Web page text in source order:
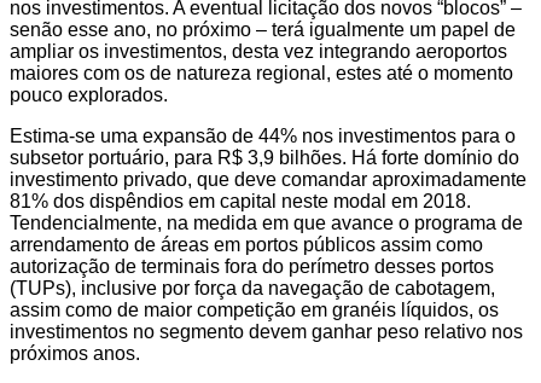
nos investimentos. A eventual licitação dos novos “blocos” –
senão esse ano, no próximo – terá igualmente um papel de
ampliar os investimentos, desta vez integrando aeroportos
maiores com os de natureza regional, estes até o momento
pouco explorados.
Estima-se uma expansão de 44% nos investimentos para o
subsetor portuário, para R$ 3,9 bilhões. Há forte domínio do
investimento privado, que deve comandar aproximadamente
81% dos dispêndios em capital neste modal em 2018.
Tendencialmente, na medida em que avance o programa de
arrendamento de áreas em portos públicos assim como
autorização de terminais fora do perímetro desses portos
(TUPs), inclusive por força da navegação de cabotagem,
assim como de maior competição em granéis líquidos, os
investimentos no segmento devem ganhar peso relativo nos
próximos anos.